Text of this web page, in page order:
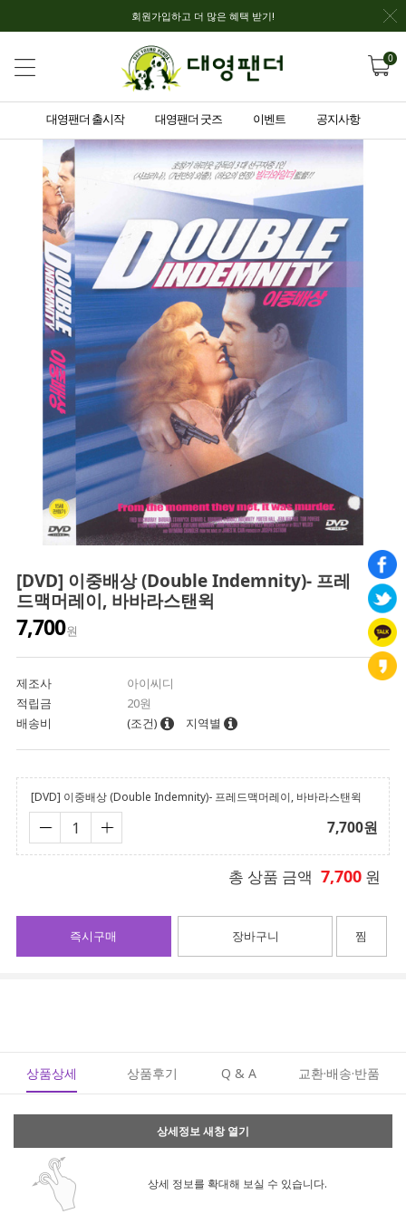
회원가입하고 더 많은 혜택 받기!
0
대영팬더 출시작 대영팬더 굿즈 이벤트 공지사항
[DVD] 이중배상 (Double Indemnity)- 프레
드맥머레이, 바바라스탠윅
7,700원
제조사
아이씨디
적립금
20원
배송비
(조건) 지역별
[DVD] 이중배상 (Double Indemnity)- 프레드맥머레이, 바바라스탠윅
7,700원
총 상품 금액 7,700 원
장바구니
즉시구매 찜
상품상세 상품후기 Q & A 교환·배송·반품
상세정보 새창 열기
상세 정보를 확대해 보실 수 있습니다.